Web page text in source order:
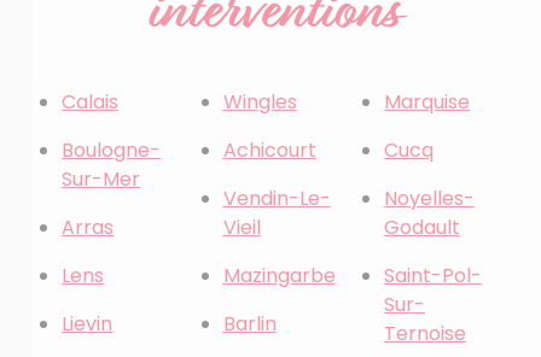
Calais
Boulogne-
Sur-Mer
Arras
Lens
Lievin
Wingles
Achicourt
Vendin-Le-
Vieil
Mazingarbe
Barlin
Marquise
Cucq
Noyelles-
Godault
Saint-Pol-
Sur-
Ternoise